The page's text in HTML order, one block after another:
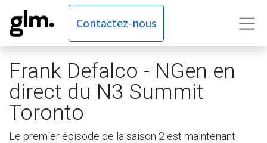
Contactez-nous
Frank Defalco - NGen en
direct du N3 Summit
Toronto
Le premier épisode de la saison 2 est maintenant